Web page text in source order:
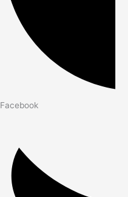
Facebook